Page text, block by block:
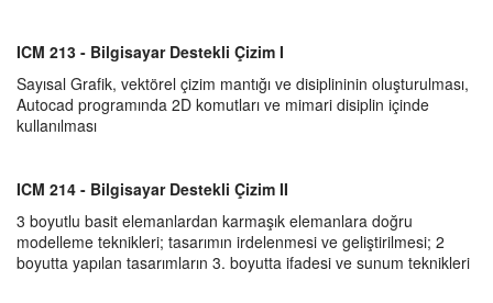
ICM 213 - Bilgisayar Destekli Çizim I
Sayısal Grafik, vektörel çizim mantığı ve disiplininin oluşturulması,
Autocad programında 2D komutları ve mimari disiplin içinde
kullanılması
ICM 214 - Bilgisayar Destekli Çizim II
3 boyutlu basit elemanlardan karmaşık elemanlara doğru
modelleme teknikleri; tasarımın irdelenmesi ve geliştirilmesi; 2
boyutta yapılan tasarımların 3. boyutta ifadesi ve sunum teknikleri